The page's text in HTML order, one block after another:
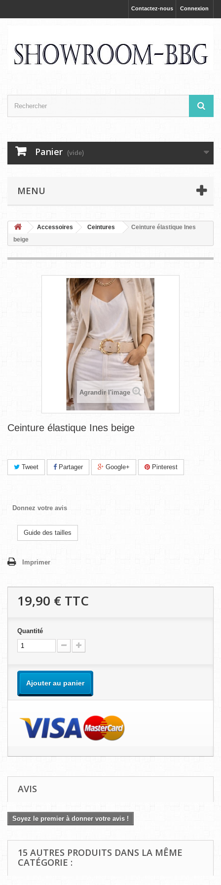
Connexion
Contactez-nous
Panier (vide)
MENU
Accessoires Ceintures
Ceinture élastique Ines
beige
Agrandir l'image
Ceinture élastique Ines beige
Tweet Partager Google+ Pinterest
Donnez votre avis
Guide des tailles
Imprimer
19,90 € TTC
Quantité
Ajouter au panier
AVIS
Soyez le premier à donner votre avis !
15 AUTRES PRODUITS DANS LA MÊME
CATÉGORIE :